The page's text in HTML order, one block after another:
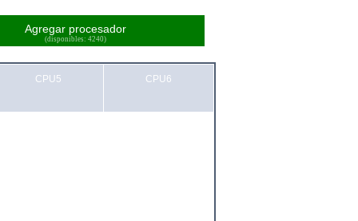
Agregar procesador
(disponibles: 4240)
CPU5 CPU6